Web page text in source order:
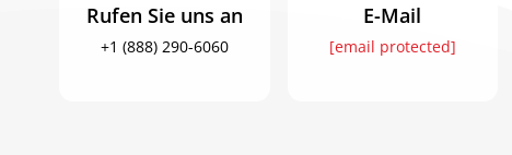
Rufen Sie uns an
+1 (888) 290-6060
E-Mail
[email protected]